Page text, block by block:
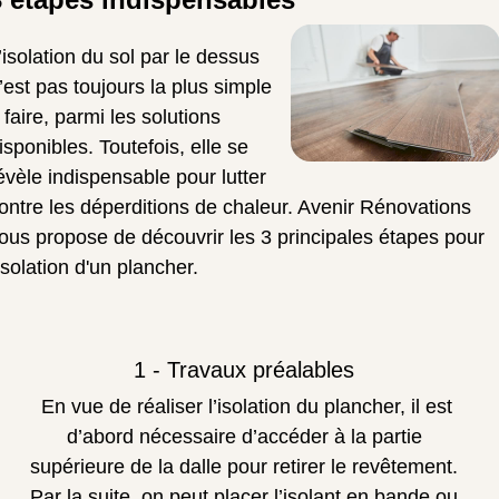
du sol par le dessus
pas toujours la plus simple
faire, parmi les solutions
Toutefois, elle se
indispensable pour lutter
les déperditions de chaleur. Avenir Rénovations
propose de découvrir les 3 principales étapes pour
d'un plancher.
1 - Travaux préalables
En vue de réaliser l’isolation du plancher, il est
d’abord nécessaire d’accéder à la partie
supérieure de la dalle pour retirer le revêtement.